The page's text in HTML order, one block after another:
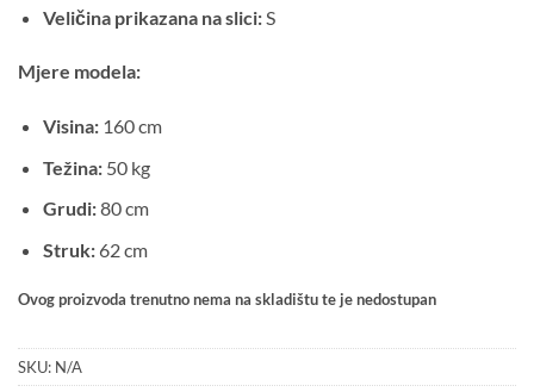
Veličina prikazana na slici:S
Mjere modela:
Visina:160 cm
Težina:50 kg
Grudi:80 cm
Struk:62 cm
Ovog proizvoda trenutno nema na skladištu te je nedostupan
SKU: N/A